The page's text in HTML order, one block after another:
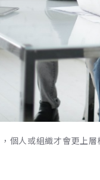
個人或組織才會更上